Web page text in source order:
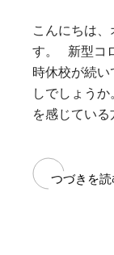
こんにちは
す。 新型コ
時休校が続
しでしょう
を感じてい
つづきを読